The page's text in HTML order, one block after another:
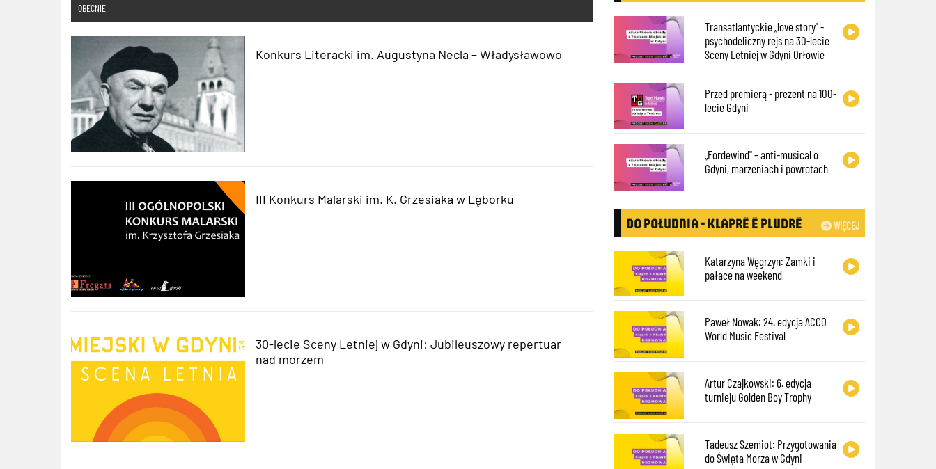
OBECNIE
Konkurs Literacki im. Augustyna Necla – Władysławowo
III Konkurs Malarski im. K. Grzesiaka w Lęborku
30-lecie Sceny Letniej w Gdyni: Jubileuszowy repertuar
nad morzem
Transatlantyckie „love story" -
psychodeliczny rejs na 30-lecie
Sceny Letniej w Gdyni Orłowie
Przed premierą - prezent na 100-
lecie Gdyni
„Fordewind" – anti-musical o
Gdyni, marzeniach i powrotach
WIĘCEJ
DO POŁUDNIA - KLAPRË Ë PLUDRË
Katarzyna Węgrzyn: Zamki i
pałace na weekend
Paweł Nowak: 24. edycja ACCO
World Music Festival
Artur Czajkowski: 6. edycja
turnieju Golden Boy Trophy
Tadeusz Szemiot: Przygotowania
do Święta Morza w Gdyni